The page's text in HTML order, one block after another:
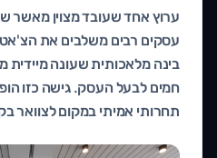
ערוץ אחד שעובד מצוין מאשר
עסקים רבים משלבים את
בינה מלאכותית שעונה מיידית
חמים לבעל העסק. גישה כזו
תחרותי אמיתי במקום לצוואר